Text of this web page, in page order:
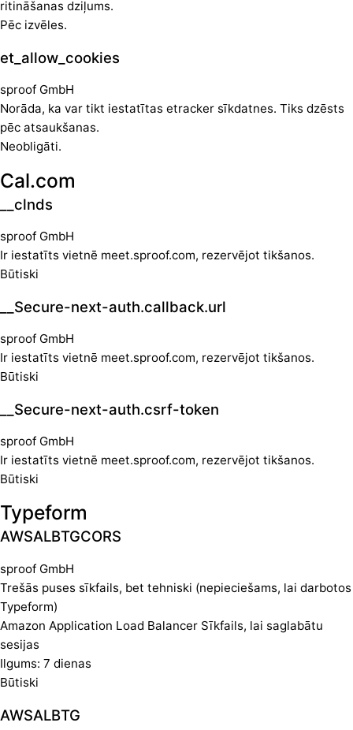
ritināšanas dziļums.
Pēc izvēles.
et_allow_cookies
sproof GmbH
Norāda, ka var tikt iestatītas etracker sīkdatnes. Tiks dzēsts
pēc atsaukšanas.
Neobligāti.
Cal.com
__clnds
sproof GmbH
Ir iestatīts vietnē meet.sproof.com, rezervējot tikšanos.
Būtiski
__Secure-next-auth.callback.url
sproof GmbH
Ir iestatīts vietnē meet.sproof.com, rezervējot tikšanos.
Būtiski
__Secure-next-auth.csrf-token
sproof GmbH
Ir iestatīts vietnē meet.sproof.com, rezervējot tikšanos.
Būtiski
Typeform
AWSALBTGCORS
sproof GmbH
Trešās puses sīkfails, bet tehniski (nepieciešams, lai darbotos
Typeform)
Amazon Application Load Balancer Sīkfails, lai saglabātu
sesijas
Ilgums: 7 dienas
Būtiski
AWSALBTG